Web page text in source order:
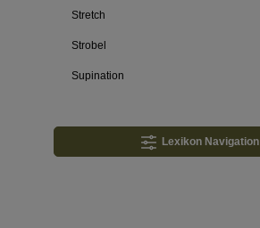
Stretch
Strobel
Supination
Lexikon Navigation